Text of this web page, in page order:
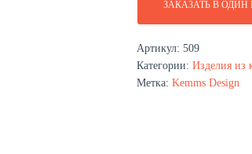
ЗАКАЗАТЬ В ОДИН
Артикул: 509
Категории: Изделия из
Метка: Kemms Design